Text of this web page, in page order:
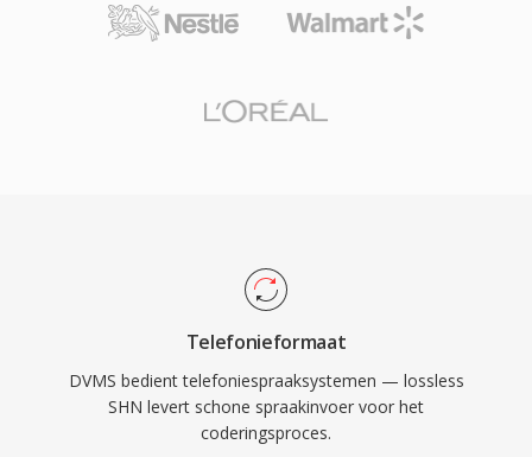
Telefonieformaat
DVMS bedient telefoniespraaksystemen — lossless
SHN levert schone spraakinvoer voor het
coderingsproces.